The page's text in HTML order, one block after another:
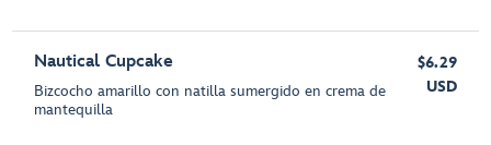
Nautical Cupcake
Bizcocho amarillo con natilla sumergido en crema de
mantequilla
$6.29
USD